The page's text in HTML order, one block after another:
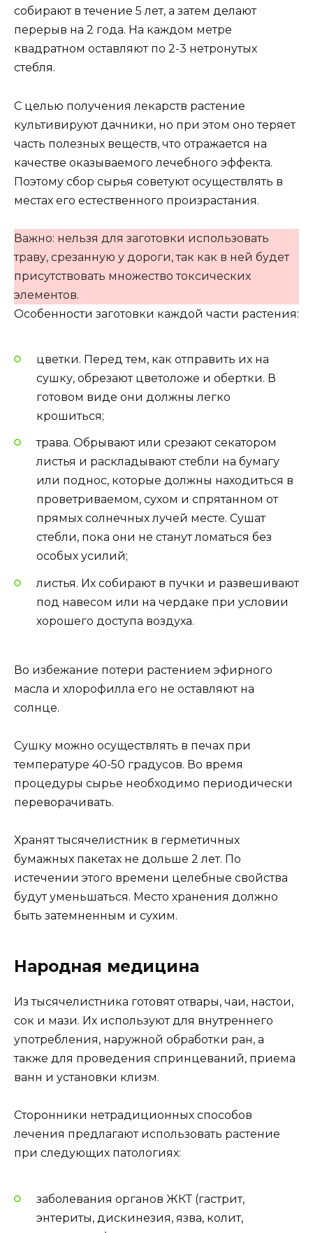
собирают в течение 5 лет, а затем делают
перерыв на 2 года. На каждом метре
квадратном оставляют по 2-3 нетронутых
стебля.
С целью получения лекарств растение
культивируют дачники, но при этом оно теряет
часть полезных веществ, что отражается на
качестве оказываемого лечебного эффекта.
Поэтому сбор сырья советуют осуществлять в
местах его естественного произрастания.
Важно: нельзя для заготовки использовать
траву, срезанную у дороги, так как в ней будет
присутствовать множество токсических
элементов.
Особенности заготовки каждой части растения:
цветки. Перед тем, как отправить их на
сушку, обрезают цветоложе и обертки. В
готовом виде они должны легко
крошиться;
трава. Обрывают или срезают секатором
листья и раскладывают стебли на бумагу
или поднос, которые должны находиться в
проветриваемом, сухом и спрятанном от
прямых солнечных лучей месте. Сушат
стебли, пока они не станут ломаться без
особых усилий;
листья. Их собирают в пучки и развешивают
под навесом или на чердаке при условии
хорошего доступа воздуха.
Во избежание потери растением эфирного
масла и хлорофилла его не оставляют на
солнце.
Сушку можно осуществлять в печах при
температуре 40-50 градусов. Во время
процедуры сырье необходимо периодически
переворачивать.
Хранят тысячелистник в герметичных
бумажных пакетах не дольше 2 лет. По
истечении этого времени целебные свойства
будут уменьшаться. Место хранения должно
быть затемненным и сухим.
Народная медицина
Из тысячелистника готовят отвары, чаи, настои,
сок и мази. Их используют для внутреннего
употребления, наружной обработки ран, а
также для проведения спринцеваний, приема
ванн и установки клизм.
Сторонники нетрадиционных способов
лечения предлагают использовать растение
при следующих патологиях:
заболевания органов ЖКТ (гастрит,
энтериты, дискинезия, язва, колит,